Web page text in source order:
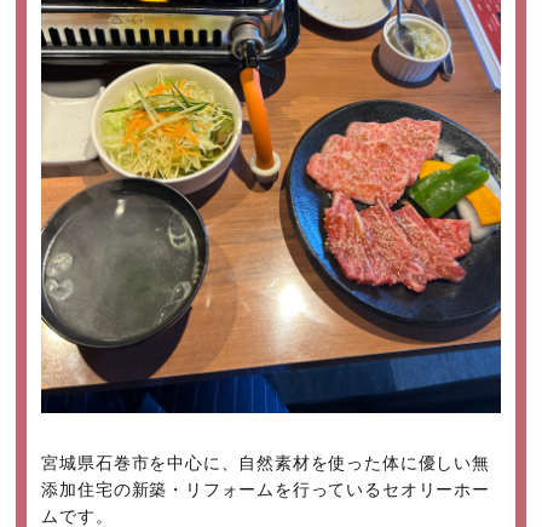
宮城県石巻市を中心に、自然素材を使った体に優しい無
添加住宅の新築・リフォームを行っているセオリーホー
ムです。